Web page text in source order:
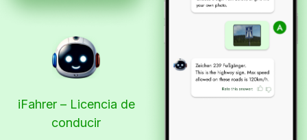
iFahrer – Licencia de
conducir